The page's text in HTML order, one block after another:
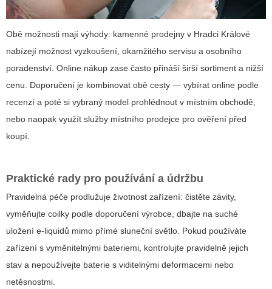
Obě možnosti mají výhody: kamenné prodejny v Hradci Králové
nabízejí možnost vyzkoušení, okamžitého servisu a osobního
poradenství. Online nákup zase často přináší širší sortiment a nižší
cenu. Doporučení je kombinovat obě cesty — vybírat online podle
recenzí a poté si vybraný model prohlédnout v místním obchodě,
nebo naopak využít služby místního prodejce pro ověření před
koupí.
Praktické rady pro používání a údržbu
Pravidelná péče prodlužuje životnost zařízení: čistěte závity,
vyměňujte coilky podle doporučení výrobce, dbajte na suché
uložení e-liquidů mimo přímé sluneční světlo. Pokud používáte
zařízení s vyměnitelnými bateriemi, kontrolujte pravidelně jejich
stav a nepoužívejte baterie s viditelnými deformacemi nebo
netěsnostmi.